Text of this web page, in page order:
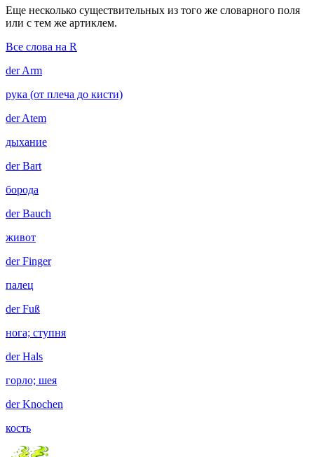
Еще несколько существительных из того же словарного поля
или с тем же артиклем.
Все слова на R
derArm
рука (от плеча до кисти)
derAtem
дыхание
derBart
борода
derBauch
живот
derFinger
палец
derFuß
нога; ступня
derHals
горло; шея
derKnochen
кость